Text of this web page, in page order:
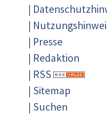
|
|
| Presse
| Redaktion
| RSS
| Sitemap
| Suchen